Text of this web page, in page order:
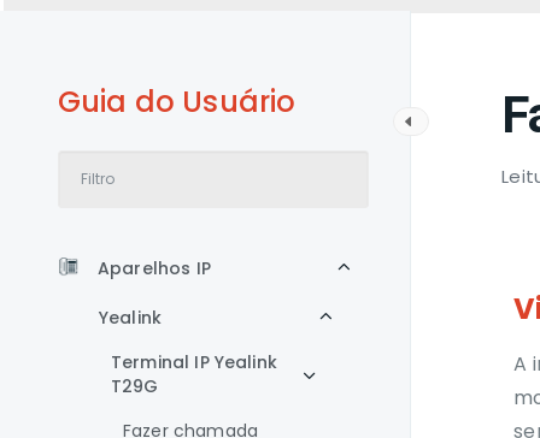
Guia do Usuário
Aparelhos IP
Yealink
Terminal IP Yealink
T29G
Fazer chamada
A